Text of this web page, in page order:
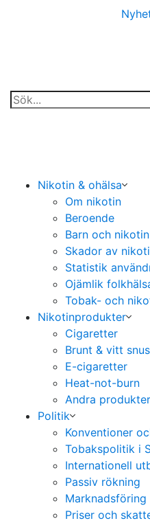
Nikotin & ohälsa
Om nikotin
Beroende
Barn och
Skador av
Statistik
Ojämlik
Tobak- och
Nikotinprodukter
Cigaretter
Brunt & vitt snus
E-cigaretter
Heat-not-burn
Andra produkter
Politik
Konventioner
Tobakspolitik i
Internationell
Passiv rökning
Marknadsföring
Priser och